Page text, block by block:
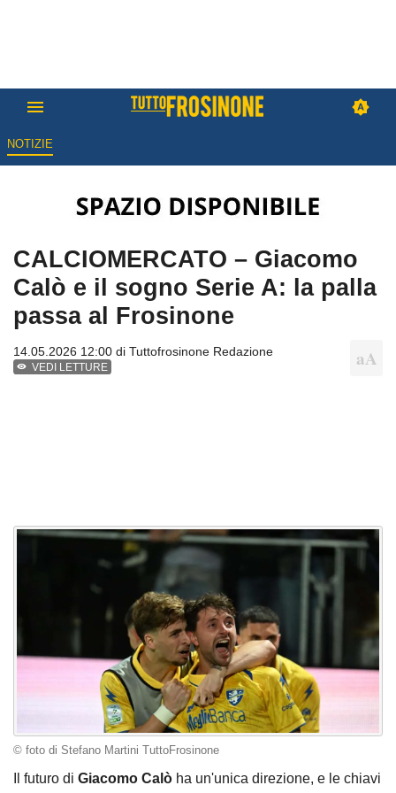
NOTIZIE
CALCIOMERCATO – Giacomo
Calò e il sogno Serie A: la palla
passa al Frosinone
14.05.2026 12:00 di Tuttofrosinone Redazione
VEDI LETTURE
© foto di Stefano Martini TuttoFrosinone
Il futuro di Giacomo Calò ha un'unica direzione, e le chiavi